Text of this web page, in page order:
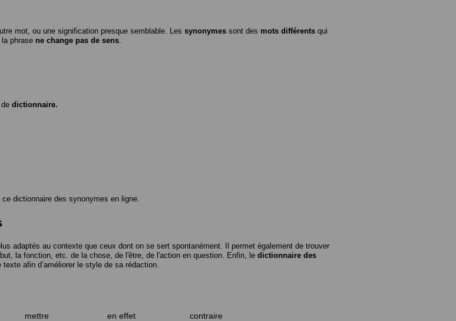
mot, ou une signification presque semblable. Les synonymes sont des mots différents qui
, la phrase ne change pas de sens
dictionnaire.
dictionnaire des synonymes en ligne.
adaptés au contexte que ceux dont on se sert spontanément. Il permet également de trouver
la fonction, etc. de la chose, de l'être, de l'action en question. Enfin, le dictionnaire des
afin d’améliorer le style de sa rédaction.
mettre en effet
contraire